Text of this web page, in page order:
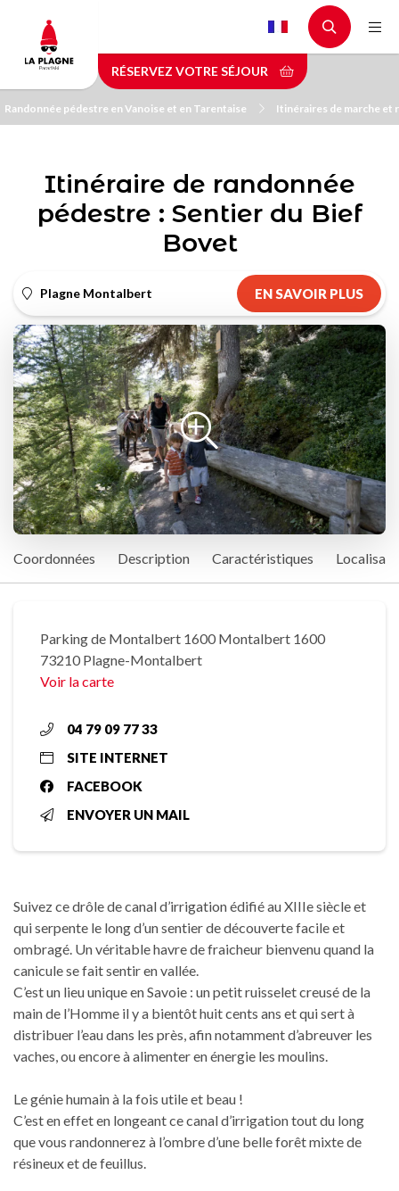
contenu
principal
RÉSERVEZ VOTRE SÉJOUR
Randonnée pédestre en Vanoise et en Tarentaise Itinéraires de marche et
Itinéraire de randonnée
pédestre : Sentier du Bief
Bovet
Plagne Montalbert EN SAVOIR PLUS
Coordonnées Description Caractéristiques
Parking de Montalbert 1600 Montalbert 1600
73210 Plagne-Montalbert
Voir la carte
04 79 09 77 33
SITE INTERNET
FACEBOOK
ENVOYER UN MAIL
Suivez ce drôle de canal d’irrigation édifié au XIIIe siècle et
qui serpente le long d’un sentier de découverte facile et
ombragé. Un véritable havre de fraicheur bienvenu quand la
canicule se fait sentir en vallée.
C’est un lieu unique en Savoie : un petit ruisselet creusé de la
main de l’Homme il y a bientôt huit cents ans et qui sert à
distribuer l’eau dans les près, afin notamment d’abreuver les
vaches, ou encore à alimenter en énergie les moulins.
Le génie humain à la fois utile et beau !
C’est en effet en longeant ce canal d’irrigation tout du long
que vous randonnerez à l’ombre d’une belle forêt mixte de
résineux et de feuillus.